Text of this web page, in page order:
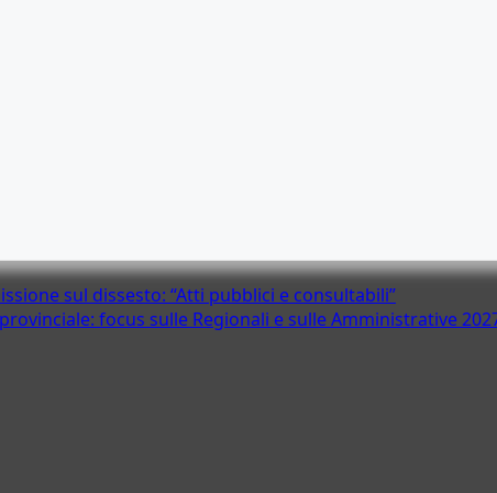
sul dissesto: “Atti pubblici e consultabili”
focus sulle Regionali e sulle Amministrative